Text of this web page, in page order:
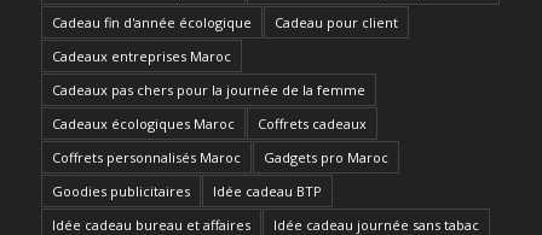
Cadeau fin d'année écologique
Cadeau pour client
Cadeaux entreprises Maroc
Cadeaux pas chers pour la journée de la femme
Cadeaux écologiques Maroc
Coffrets cadeaux
Coffrets personnalisés Maroc
Gadgets pro Maroc
Goodies publicitaires
Idée cadeau BTP
Idée cadeau bureau et affaires
Idée cadeau journée sans tabac